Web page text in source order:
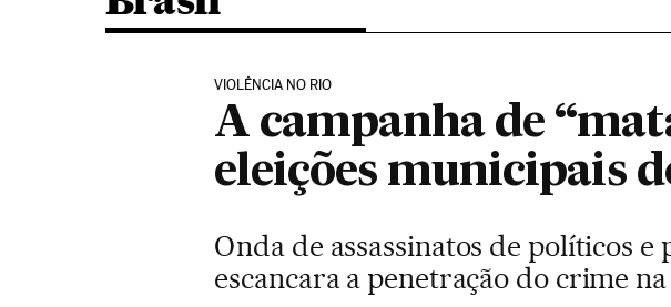
VIOLÊNCIA NO RIO
A campanha de
eleições municipais
Onda de assassinatos de políticos
escancara a penetração do crime